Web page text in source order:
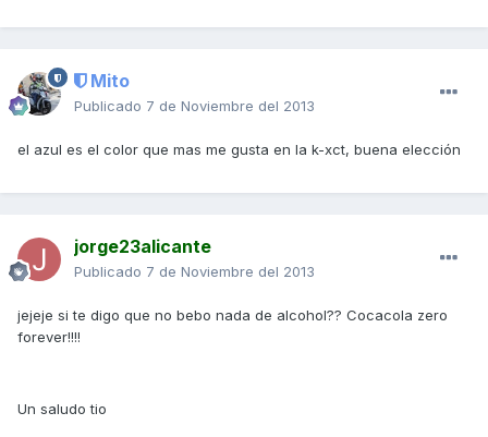
Mito
Publicado 7 de Noviembre del 2013
el azul es el color que mas me gusta en la k-xct, buena elección
jorge23alicante
Publicado 7 de Noviembre del 2013
jejeje si te digo que no bebo nada de alcohol?? Cocacola zero
forever!!!!
Un saludo tio